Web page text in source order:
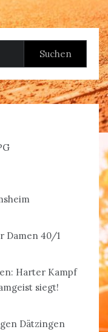
Damen 40/1
Harter Kampf
siegt!
Dätzingen